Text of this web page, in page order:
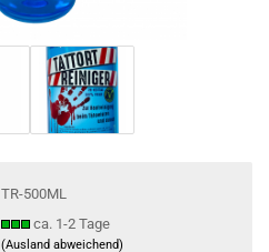
TR-500ML
ca. 1-2 Tage
(Ausland abweichend)